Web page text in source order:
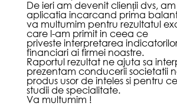
De ieri am devenit clienții dvs,
aplicatia incarcand prima
va multumim pentru rezultatul
care l-am primit in ceea ce
priveste interpretarea
financiari ai firmei noastre.
Raportul rezultat ne ajuta sa
prezentam conducerii societatii
produs usor de inteles si pentru
studii de specialitate.
Va multumim !